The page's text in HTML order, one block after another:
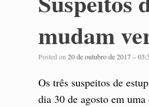
mudam
Posted on20 de outubro de 2017 –
Os três suspeitos de
dia 30 de agosto em